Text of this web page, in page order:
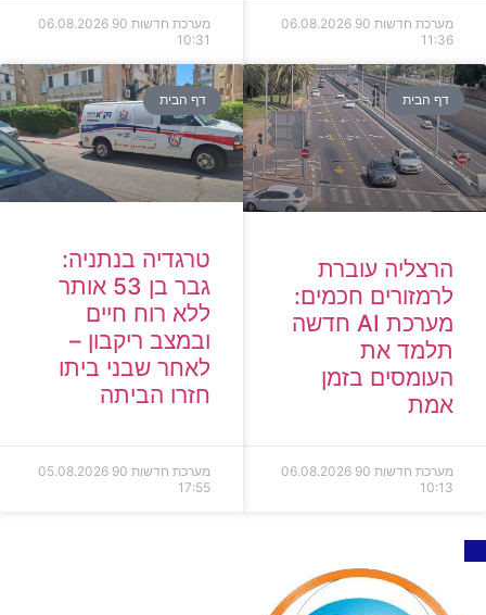
מערכת חדשות 90
06.08.2026
11:36
מערכת חדשות 90
06.08.2026
10:31
דף הבית
הרצליה עוברת
לרמזורים חכמים:
מערכת AI חדשה
תלמד את
העומסים בזמן
אמת
מערכת חדשות 90
06.08.2026
10:13
דף הבית
טרגדיה בנתניה:
גבר בן 53 אותר
ללא רוח חיים
ובמצב ריקבון –
לאחר שבני ביתו
חזרו הביתה
מערכת חדשות 90
05.08.2026
17:55